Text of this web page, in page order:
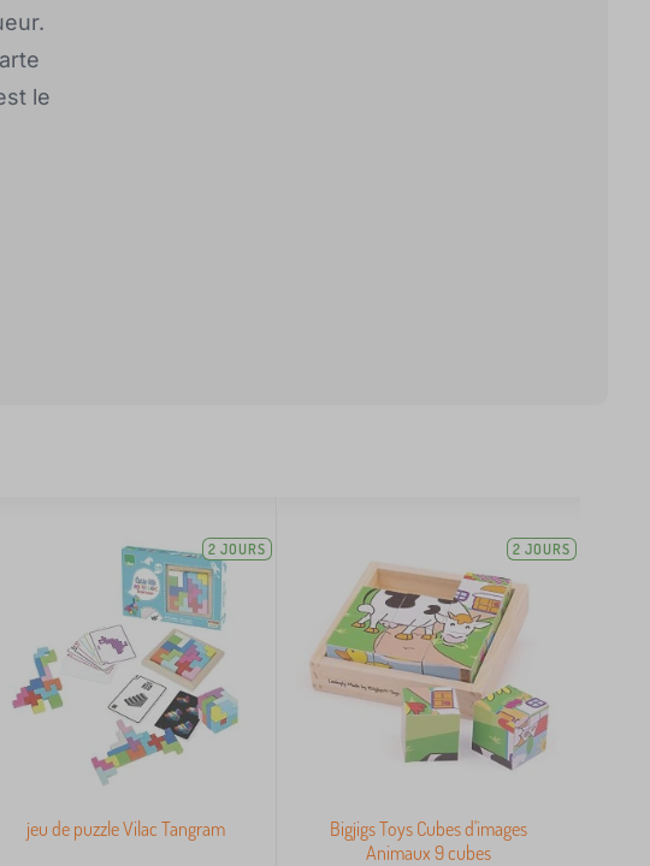
le
2 JOURS
jeu de puzzle Vilac Tangram
2 JOURS
Bigjigs Toys Cubes d'images
Animaux 9 cubes